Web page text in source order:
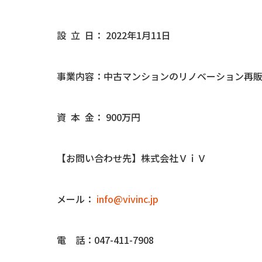
設 立 日： 2022年1月11日
事業内容：中古マンションのリノベーション再
資 本 金： 900万円
【お問い合わせ先】株式会社ＶｉＶ
メール： info@vivinc.jp
電 話：047-411-7908